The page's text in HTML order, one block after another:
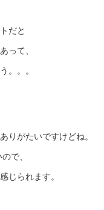
だと
って、
。。。
りがたいですけどね。
で、
じられます。